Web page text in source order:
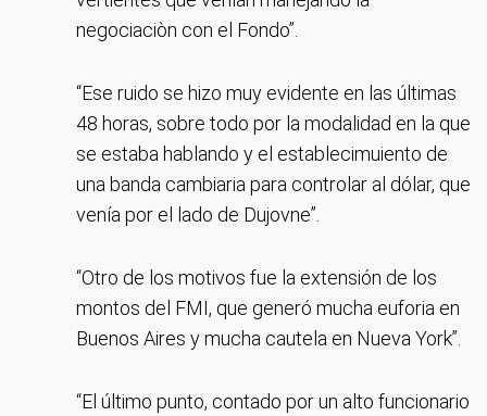
negociaciòn con el Fondo”.
“Ese ruido se hizo muy evidente en las últimas
48 horas, sobre todo por la modalidad en la que
se estaba hablando y el establecimuiento de
una banda cambiaria para controlar al dólar, que
venía por el lado de Dujovne”.
“Otro de los motivos fue la extensión de los
montos del FMI, que generó mucha euforia en
Buenos Aires y mucha cautela en Nueva York”.
“El último punto, contado por un alto funcionario